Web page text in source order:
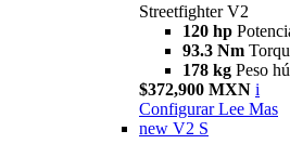
Streetfighter V2
120 hp
93.3 Nm
178 kg Peso
$372,900 MXN i
Configurar Lee Mas
new V2 S